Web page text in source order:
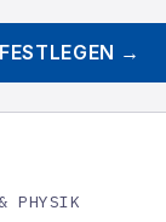
→
PHYSIK